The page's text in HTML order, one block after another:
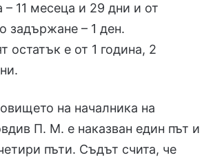
– 11 месеца и 29 дни и от
задържане – 1 ден.
остатък е от 1 година, 2
на началника на
П. М. е наказван един път и
пъти. Съдът счита, че